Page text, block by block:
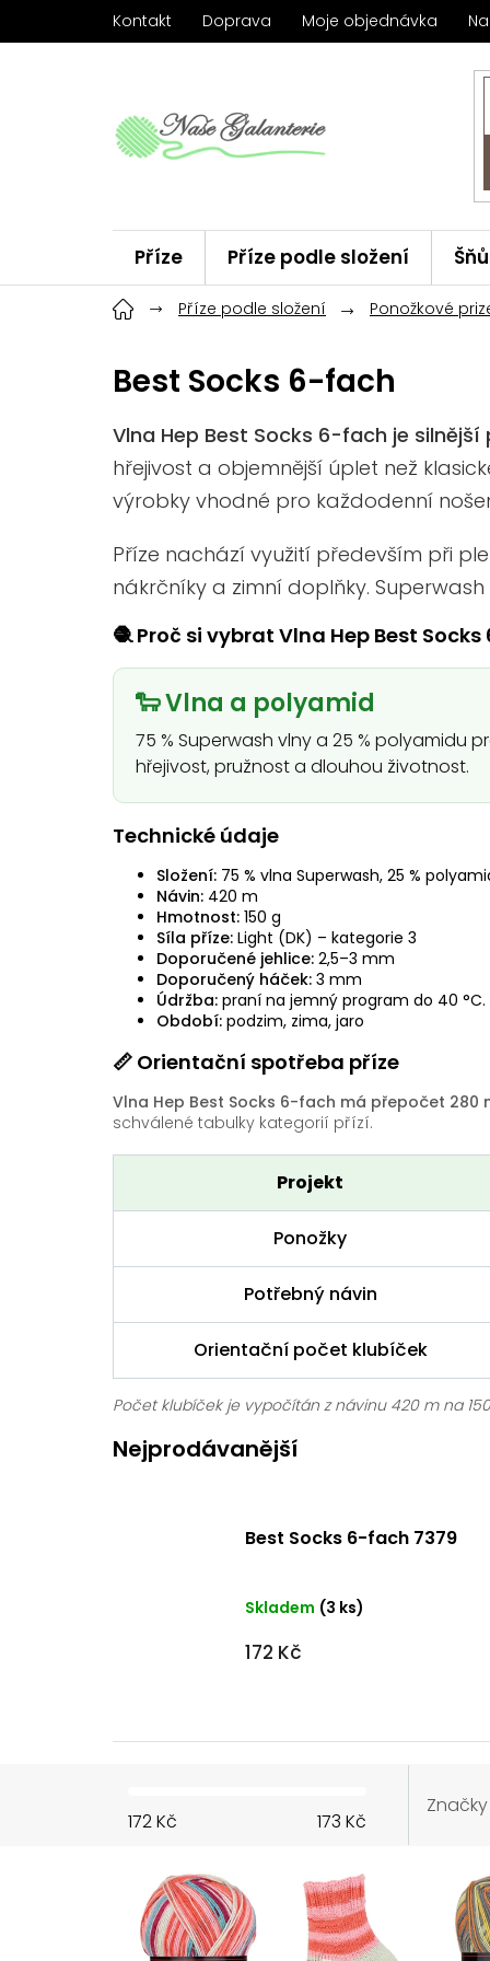
Kontakt Doprava Moje objednávka
Příze Příze podle složení
Háčky ChiaoGoo Značky
Příze podle složení Ponožkové
Best Socks 6-fach
Vlna Hep Best Socks 6-fach je
hřejivost a objemnější úplet než
výrobky vhodné pro každodenní
Příze nachází využití především při
nákrčníky a zimní doplňky.
🧶 Proč si vybrat Vlna Hep Best
🐑 Vlna a polyamid
75 % Superwash vlny a 25 % polyamidu
hřejivost, pružnost a dlouhou životnost.
Technické údaje
Složení: 75 % vlna Superwash, 25 %
Návin: 420 m
Hmotnost: 150 g
Síla příze: Light (DK) – kategorie 3
Doporučené jehlice: 2,5–3 mm
Doporučený háček: 3 mm
Údržba: praní na jemný program do 40 °C.
Období: podzim, zima, jaro
📏 Orientační spotřeba příze
Vlna Hep Best Socks 6-fach má přepočet
schválené tabulky kategorií přízí.
Projekt
Ponožky
Potřebný návin
Orientační počet klubíček
Počet klubíček je vypočítán z návinu 420 m na
Nejprodávanější
Best Socks 6-fach 7379
Skladem (3 ks)
172 Kč
172Kč 173 Kč
Značky